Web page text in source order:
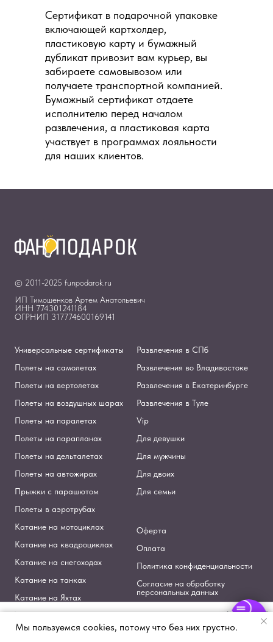
Полеты Гендер-пати Квадроциклы Мотоциклы На воде
Сертификат в подарочной упаковке
включающей картхолдер,
пластиковую карту и бумажный
дубликат привозит вам курьер, вы
забираете самовывозом или
получаете транспортной компанией.
Бумажный сертификат отдаете
исполнителю перед началом
развлечения, а пластиковая карта
участвует в программах лояльности
для наших клиентов.
© 2011-2025 funpodarok.ru
ИП Тимошенков Артем Анатольевич
ИНН 774301241184
ОГРНИП 317774600169141
Универсальные сертификаты
Полеты на самолетах
Полеты на вертолетах
Полеты на воздушных шарах
Полеты на паралетах
Полеты на парапланах
Полеты на дельталетах
Полеты на автожирах
Прыжки с парашютом
Полеты в аэротрубах
Катание на мотоциклах
Катание на квадроциклах
Катание на снегоходах
Катание на танках
Катание на Яхтах
Командные развлечения
Стрельба в тирах
Развлечения в СПб
Развлечения во Владивостоке
Развлечения в Екатеринбурге
Развлечения в Туле
Vip
Для девушки
Для мужчины
Для двоих
Для семьи
Оферта
Оплата
Политика конфиденциальности
Согласие на обработку
персональных данных
Политика использования
Согласие на рекламную
Мы пользуемся cookies, потому что без них грустно.